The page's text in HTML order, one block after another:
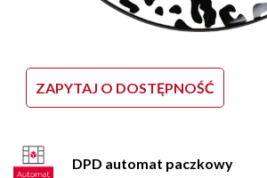
ZAPYTAJ O DOSTĘPNOŚĆ
DPD automat paczkowy